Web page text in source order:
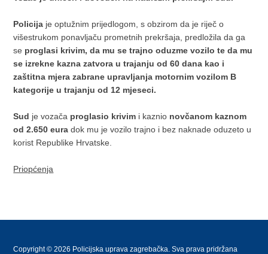
Policija je optužnim prijedlogom, s obzirom da je riječ o
višestrukom ponavljaču prometnih prekršaja, predložila da ga
se proglasi krivim, da mu se trajno oduzme vozilo te da mu
se izrekne kazna zatvora u trajanju od 60 dana kao i
zaštitna mjera zabrane upravljanja motornim vozilom B
kategorije u trajanju od 12 mjeseci.
Sud je vozača proglasio krivim i kaznio novčanom kaznom
od 2.650 euradok mu je vozilo trajno i bez naknade oduzeto u
korist Republike Hrvatske.
Priopćenja
Copyright © 2026 Policijska uprava zagrebačka. Sva prava pridržana